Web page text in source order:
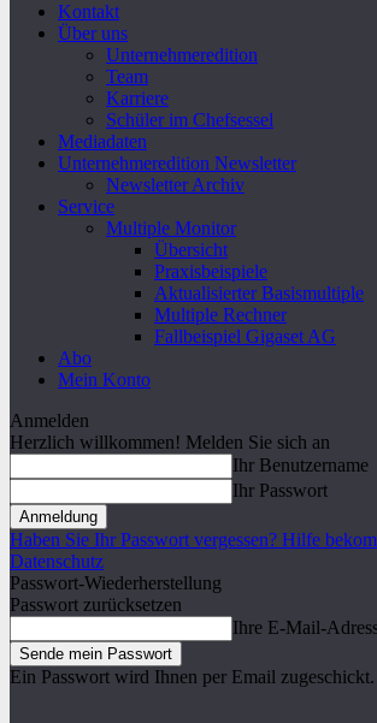
Kontakt
Über uns
Unternehmeredition
Team
Karriere
Schüler im Chefsessel
Mediadaten
Unternehmeredition Newsletter
Newsletter Archiv
Service
Multiple Monitor
Übersicht
Praxisbeispiele
Aktualisierter Basismultiple
Multiple Rechner
Fallbeispiel Gigaset AG
Abo
Mein Konto
Anmelden
Herzlich willkommen! Melden Sie sich an
Ihr Benutzername
Ihr Passwort
Haben Sie Ihr Passwort vergessen? Hilfe
Datenschutz
Passwort-Wiederherstellung
Passwort zurücksetzen
Ihre E-Mail-
Ein Passwort wird Ihnen per Email zugeschickt.